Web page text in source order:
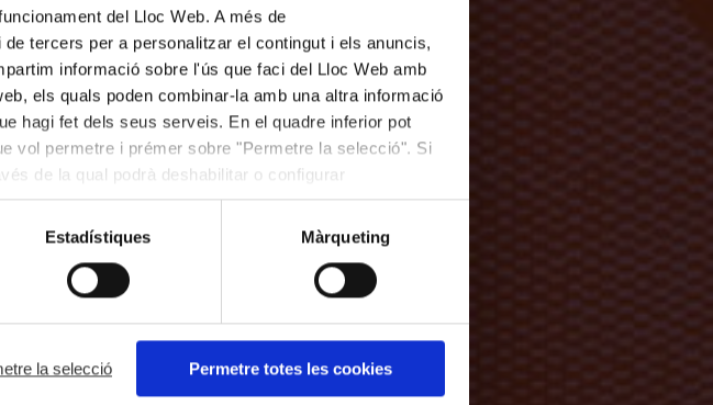
del Lloc Web. A més de
tercers per a personalitzar el contingut i els anuncis,
informació sobre l'ús que faci del Lloc Web amb
els quals poden combinar-la amb una altra informació
hagi fet dels seus serveis. En el quadre inferior pot
vol permetre i prémer sobre "Permetre la selecció". Si
de la qual podrà deshabilitar o configurar
Estadístiques Màrqueting
la selecció Permetre totes les cookies